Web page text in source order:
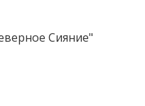
Сияние"